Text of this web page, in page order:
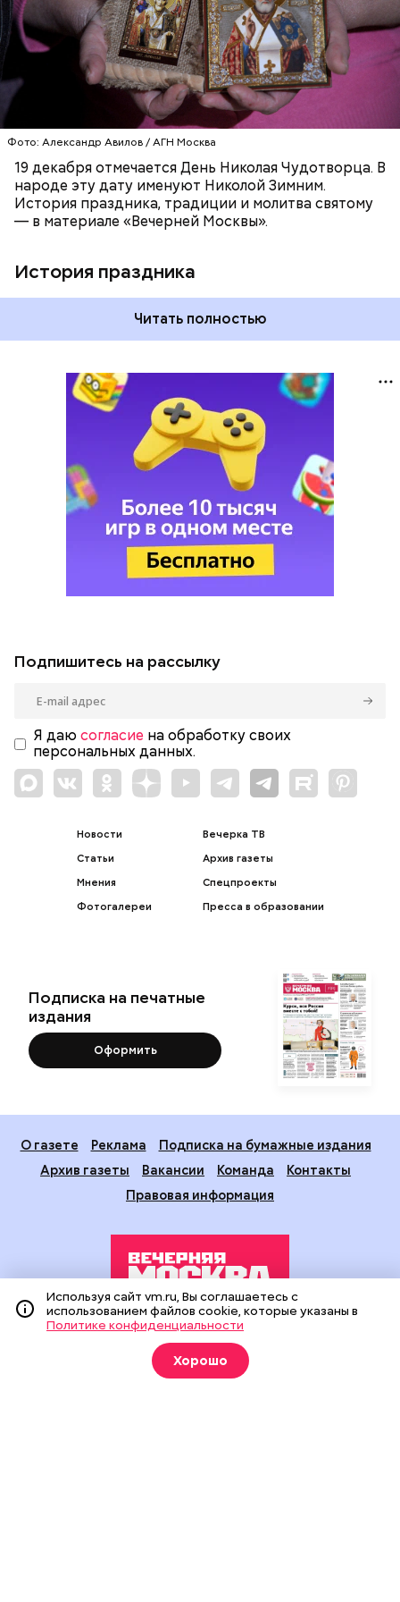
Фото: Александр Авилов / АГН Москва
19 декабря отмечается День Николая Чудотворца. В
народе эту дату именуют Николой Зимним.
История праздника, традиции и молитва святому
— в материале «Вечерней Москвы».
История праздника
Читать полностью
Подпишитесь на рассылку
Я даю согласие на обработку своих
персональных данных.
Новости
Статьи
Мнения
Фотогалереи
Вечерка ТВ
Архив газеты
Спецпроекты
Пресса в образовании
Подписка на печатные
издания
Оформить
О газете Реклама
Подписка на бумажные издания
Архив газеты
Вакансии Команда
Контакты
Правовая информация
Издание создано при финансовой поддержке Департамента
средств массовой информации и рекламы города Москвы.
На сайте применяются рекомендательные технологии
(информационные технологии предоставления информации
Используя сайт vm.ru, Вы соглашаетесь с
использованием файлов cookie, которые указаны в
Политике конфиденциальности
Хорошо